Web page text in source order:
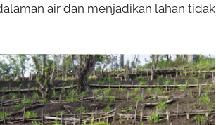
air dan menjadikan lahan tidak